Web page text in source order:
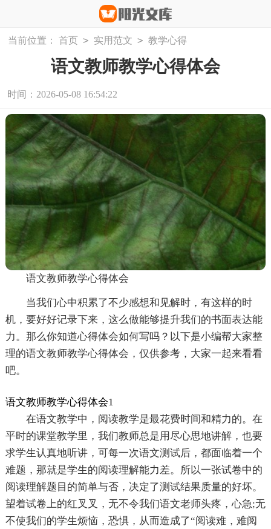
当前位置： 首页 > 实用范文 > 教学心得
语文教师教学心得体会
时间：2026-05-08 16:54:22
语文教师教学心得体会
当我们心中积累了不少感想和见解时，有这样的时
机，要好好记录下来，这么做能够提升我们的书面表达能
力。那么你知道心得体会如何写吗？以下是小编帮大家整
理的语文教师教学心得体会，仅供参考，大家一起来看看
吧。
语文教师教学心得体会1
在语文教学中，阅读教学是最花费时间和精力的。在
平时的课堂教学里，我们教师总是用尽心思地讲解，也要
求学生认真地听讲，可每一次语文测试后，都面临着一个
难题，那就是学生的阅读理解能力差。所以一张试卷中的
阅读理解题目的简单与否，决定了测试结果质量的好坏。
望着试卷上的红叉叉，无不令我们语文老师头疼，心急;无
不使我们的学生烦恼，恐惧，从而造成了“阅读难，难阅